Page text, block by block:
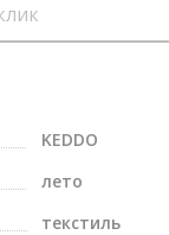
KEDDO
лето
текстиль